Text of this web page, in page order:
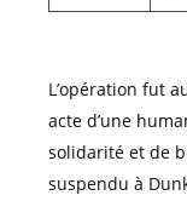
L’opération fut
acte d’une
solidarité et de
suspendu à